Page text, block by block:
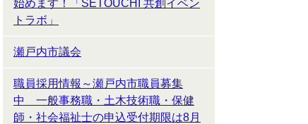
始めます！「SETOUCHI 共創イベン
トラボ」
瀬戸内市議会
職員採用情報～瀬戸内市職員募集
中 一般事務職・土木技術職・保健
師・社会福祉士の申込受付期限は8月